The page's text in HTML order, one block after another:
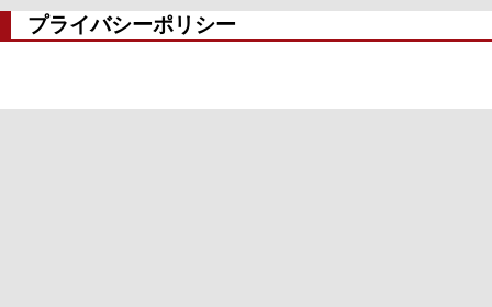
プライバシーポリシー